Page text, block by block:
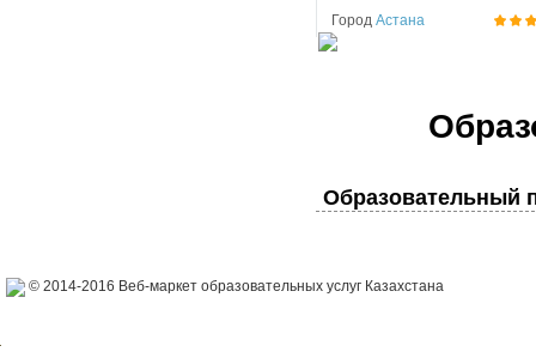
Город Астана
Образовательный
© 2014-2016 Веб-маркет образовательных услуг Казахстана